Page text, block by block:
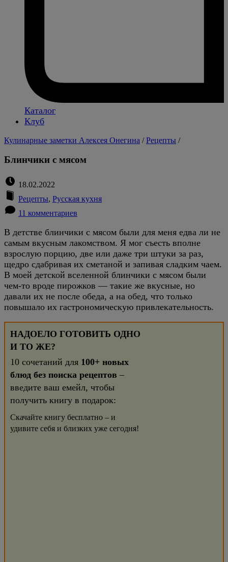
Каталог
Клуб
Кулинарные заметки Алексея Онегина /Рецепты /
Блинчики с мясом
18.02.2022
Рецепты, Русская кухня
11 комментариев
В детстве блинчики с мясом были для меня едва ли не
самым вкусным лакомством. Я мог съесть вполне
взрослую порцию, две или даже три штуки за раз,
щедро сдабривая их сметаной и запивая сладким чаем.
В моей детской вселенной блинчики с мясом были
чем-то вроде пирожков — такие же вкусные, но
давали их не после обеда, а на обед, что только
повышало их гастрономическую привлекательность.
НАДОЕЛО ГОТОВИТЬ ОДНО
И ТО ЖЕ?
10 сочетаний для 100+ новых
блюд без поиска рецептов –
введите ваш емейл, чтобы
получить книгу в подарок:
Скачайте книгу бесплатно – и
удивите себя и близких уже сегодня!